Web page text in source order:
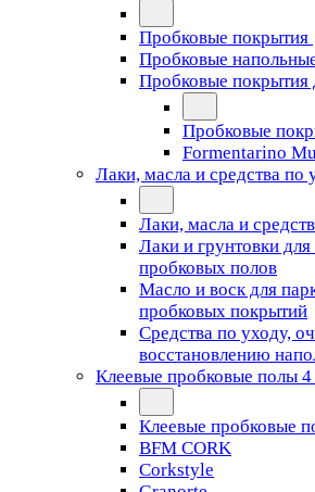
Пробковые покрытия
Пробковые
Пробковые покрытия
Пробковые
Formentarino
Лаки, масла и средства по
Лаки, масла и
Лаки и грунтовки
пробковых полов
Масло и воск для
пробковых покрытий
Средства по уходу,
восстановлению
Клеевые пробковые полы
Клеевые пробковые
BFM CORK
Corkstyle